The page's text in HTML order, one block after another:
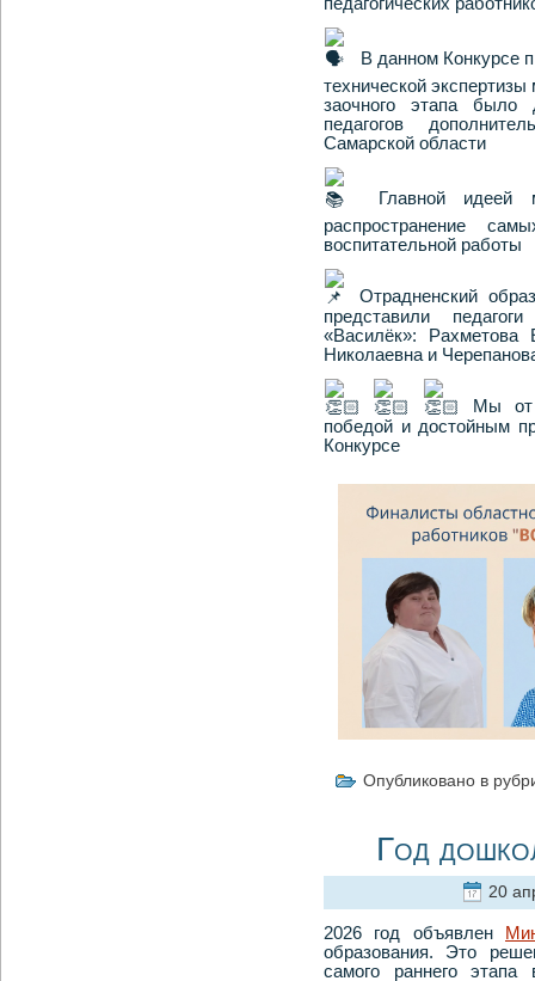
педагогических
В данном Конкурсе
технической
заочного этапа было
педагогов
Самарской области
Главной идеей
распространение
воспитательной работы
Отрадненский
представили
«Василёк»: Рахметова
Николаевна и
Мы от
победой и достойным
Конкурсе
Опубликовано в
Год
20
2026 год объявлен
образования. Это
самого раннего